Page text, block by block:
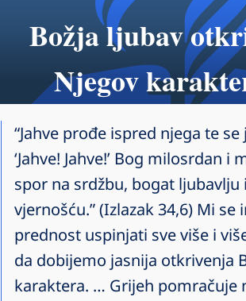
Božja ljubav
Njegov
“Jahve prođe ispred njega te se
‘Jahve! Jahve!’ Bog milosrdan i
spor na srdžbu, bogat ljubavlju i
vjernošću.” (Izlazak 34,6) Mi se
prednost uspinjati sve više i
da dobijemo jasnija otkrivenja
karaktera. … Grijeh pomračuje